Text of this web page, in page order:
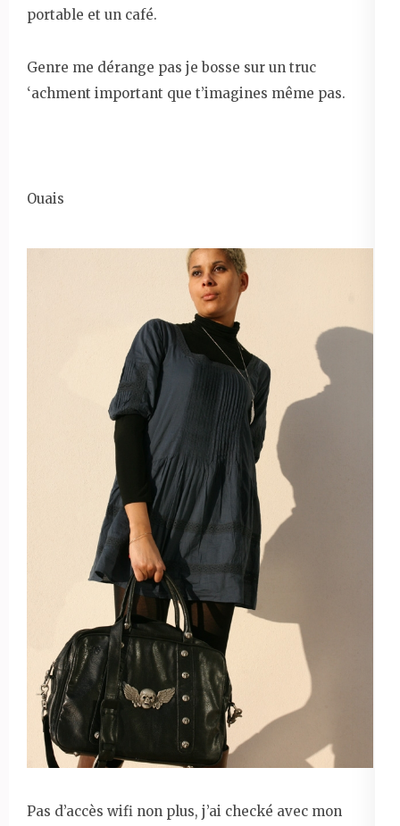
portable et un café.
Genre me dérange pas je bosse sur un truc
‘achment important que t’imagines même pas.
Ouais
Pas d’accès wifi non plus, j’ai checké avec mon